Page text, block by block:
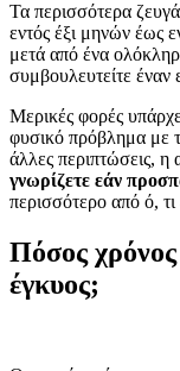
Τα περισσότερα
εντός έξι μηνών έως
μετά από ένα
συμβουλευτείτε έναν
Μερικές φορές
φυσικό πρόβλημα με
άλλες περιπτώσεις, η
γνωρίζετε εάν
περισσότερο από ό, τι
Πόσος χρόνος
έγκυος;